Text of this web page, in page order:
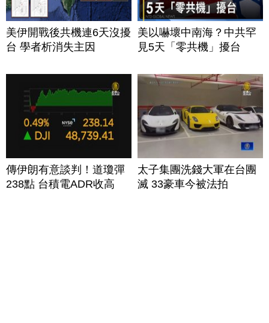
美伊開戰後共機連6天沒擾
台 學者析消失主因
美以嚇壞中南海？中共罕
見5天「零共機」擾台
傳伊朗有意談判！道瓊彈
238點 台積電ADR收高
太子集團洗錢大軍在台團
滅 33豪車今被法拍